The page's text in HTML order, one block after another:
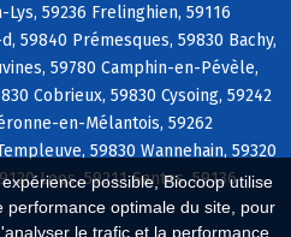
possible, Biocoop utilise
performance optimale du site, pour
le trafic et la performance
59236 Frelinghien, 59116
59840 Prémesques, 59830 Bachy,
59780 Camphin-en-Pévèle,
Cobrieux, 59830 Cysoing, 59242
en-Mélantois, 59262
59830 Wannehain, 59320
Loos, 59211 Santes, 59136